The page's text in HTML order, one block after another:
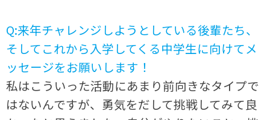
Q:来年チャレンジしようとしている後輩たち、
そしてこれから入学してくる中学生に向けてメ
ッセージをお願いします！
私はこういった活動にあまり前向きなタイプで
はないんですが、勇気をだして挑戦してみて良